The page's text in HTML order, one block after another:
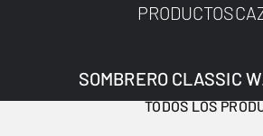
PRODUCTOS
TODOS LOS